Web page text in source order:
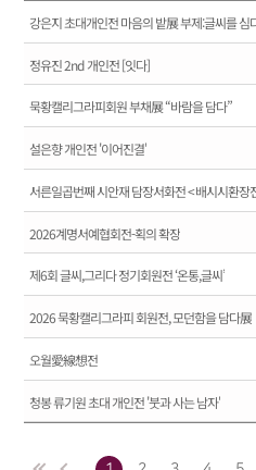
강은지 초대개인전 마음의 밭展 부제:글씨를 심
정유진 2nd 개인전 [잇다]
묵황캘리그라피회원 부채展 “바람을 담다”
설은향 개인전 '이어진결'
서른일곱번째 시안재 담장서화전 <배시시환장
2026계명서예협회전-획의 확장
제6회 글씨,그리다 정기회원전 ‘온통,글씨’
2026 묵황캘리그라피 회원전, 모던함을 담다展
오월愛線想전
청봉 류기원 초대 개인전 '붓과 사는 남자'